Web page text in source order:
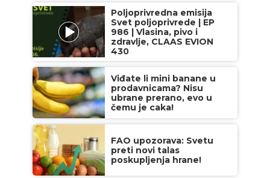
Poljoprivredna emisija
Svet poljoprivrede | EP
986 | Vlasina, pivo i
zdravlje, CLAAS EVION
430
Viđate li mini banane u
prodavnicama? Nisu
ubrane prerano, evo u
čemu je caka!
FAO upozorava: Svetu
preti novi talas
poskupljenja hrane!